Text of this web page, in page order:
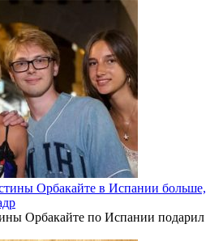
Орбакайте в Испании больше,
Орбакайте по Испании подарил